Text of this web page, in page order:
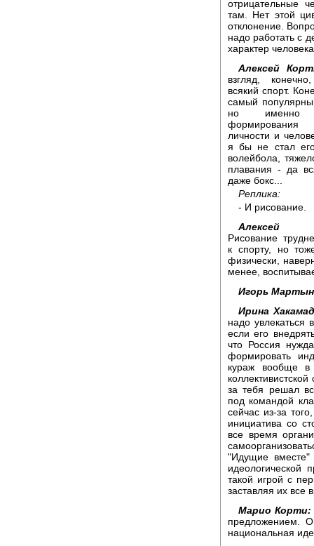
отрицательные
там. Нет этой
отклонение.
надо работать с
характер
Алексей
взгляд,
всякий спорт.
самый
но
формирования
личности и
я бы не стал
волейбола,
плавания - да
даже бокс...
Реплика:
- И рисование.
Алексей
Рисование
к спорту, но
физически,
менее,
Игорь
Ирина
надо увлекаться
если его
что Россия
формировать
кураж вообще
за тебя решал
под командой
сейчас из-за
инициатива со
все время
"Идущие вместе"
идеологической
такой игрой с
заставляя их все
Марио Корти:
предложением.
национальная